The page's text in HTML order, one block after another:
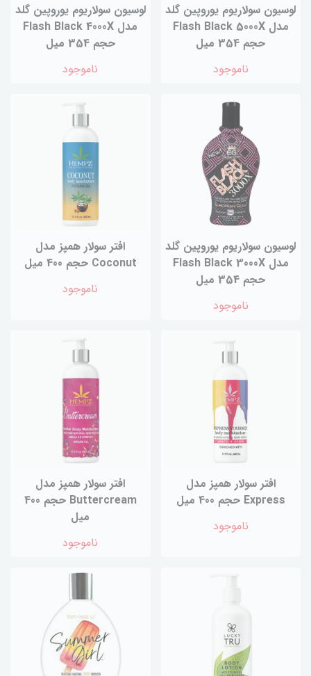
لوسیون سولاریوم یوروپین گلد
مدل Flash Black 5000X
حجم 354 میل
ناموجود
لوسیون سولاریوم یوروپین گلد
مدل Flash Black 4000X
حجم 354 میل
ناموجود
لوسیون سولاریوم یوروپین گلد
مدل Flash Black 3000X
حجم 354 میل
ناموجود
افتر سولار همپز مدل
Coconut حجم 400 میل
ناموجود
افتر سولار همپز مدل
Express حجم 400 میل
ناموجود
افتر سولار همپز مدل
Buttercream حجم 400
میل
ناموجود